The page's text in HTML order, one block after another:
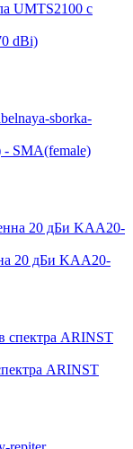
dBi)
- SMA(female)
20 дБи KAA20-
ARINST